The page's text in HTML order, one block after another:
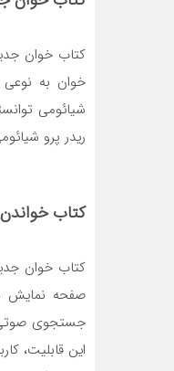
کتاب خوان
خوان به
شیائومی
ریدر پرو
کتاب
کتاب خوان
صفحه نمایش
جستجوی صوتی